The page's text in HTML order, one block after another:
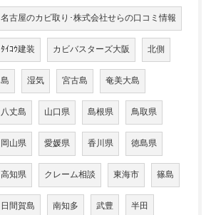
名古屋のカビ取り･株式会社せらの口コミ情報
ﾀｲｺｳ建装 カビバスターズ大阪 北側
島 湿気 宮古島 奄美大島
八丈島 山口県 島根県 鳥取県
岡山県 愛媛県 香川県 徳島県
高知県 クレーム相談 東海市 篠島
日間賀島 南知多 武豊 半田